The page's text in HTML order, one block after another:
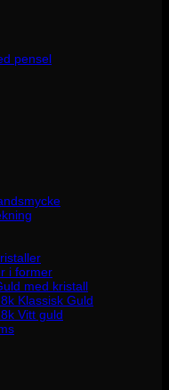
pensel
i former
med kristall
Klassisk Guld
Vitt guld